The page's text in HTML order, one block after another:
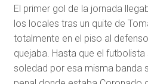
El primer gol de la jornada
los locales tras un quite de
totalmente en el piso al
quejaba. Hasta que el
soledad por esa misma banda